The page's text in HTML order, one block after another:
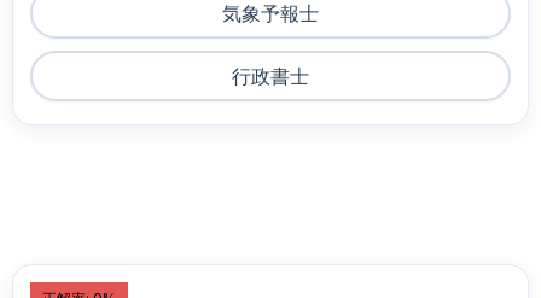
気象予報士
行政書士